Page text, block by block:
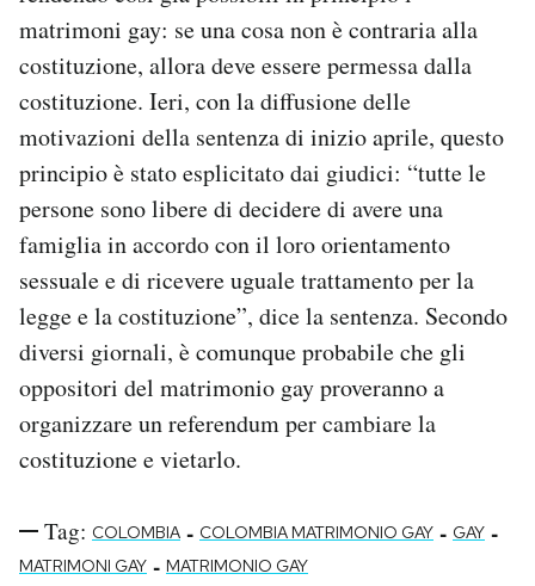
matrimoni gay: se una cosa non è contraria alla
costituzione, allora deve essere permessa dalla
costituzione. Ieri, con la diffusione delle
motivazioni della sentenza di inizio aprile, questo
principio è stato esplicitato dai giudici: “tutte le
persone sono libere di decidere di avere una
famiglia in accordo con il loro orientamento
sessuale e di ricevere uguale trattamento per la
legge e la costituzione”, dice la sentenza. Secondo
diversi giornali, è comunque probabile che gli
oppositori del matrimonio gay proveranno a
organizzare un referendum per cambiare la
costituzione e vietarlo.
Tag: COLOMBIA - COLOMBIA MATRIMONIO GAY - GAY -
MATRIMONI GAY - MATRIMONIO GAY